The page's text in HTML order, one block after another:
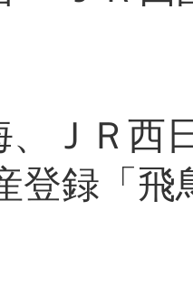
、ＪＲ西
登録「